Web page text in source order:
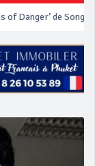
son collier en
of Danger’ de